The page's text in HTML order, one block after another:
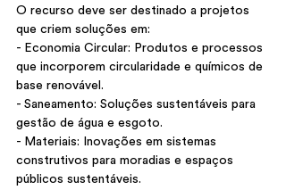
O recurso deve ser destinado a projetos
que criem soluções em:
- Economia Circular: Produtos e processos
que incorporem circularidade e químicos de
base renovável.
- Saneamento: Soluções sustentáveis para
gestão de água e esgoto.
- Materiais: Inovações em sistemas
construtivos para moradias e espaços
públicos sustentáveis.